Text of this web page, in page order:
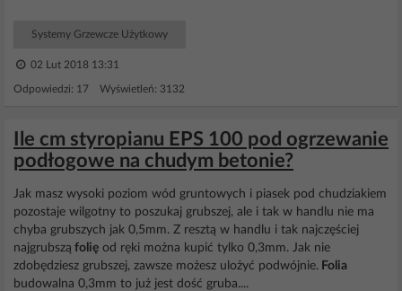
Systemy Grzewcze Użytkowy
02 Lut 2018 13:31
Odpowiedzi: 17 Wyświetleń: 3132
Ile cm styropianu EPS 100 pod ogrzewanie
podłogowe na chudym betonie?
Jak masz wysoki poziom wód gruntowych i piasek pod chudziakiem
pozostaje wilgotny to poszukaj grubszej, ale i tak w handlu nie ma
chyba grubszych jak 0,5mm. Z resztą w handlu i tak najczęściej
najgrubszą folię od ręki można kupić tylko 0,3mm. Jak nie
zdobędziesz grubszej, zawsze możesz ulożyć podwójnie. Folia
budowalna 0,3mm to już jest dość gruba....